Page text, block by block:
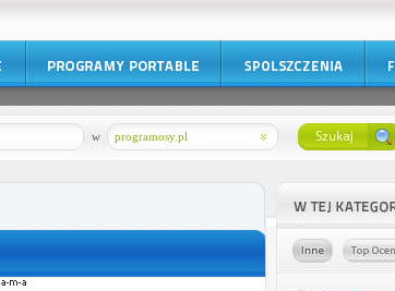
programosy.pl
w